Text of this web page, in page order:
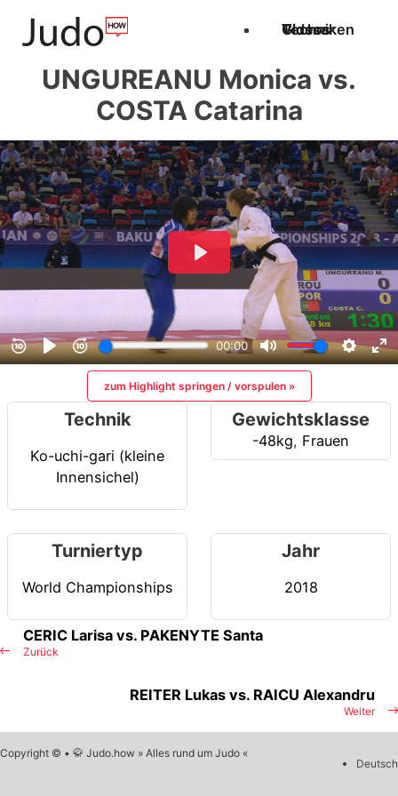
Techniken
Videos
Glossar
UNGUREANU Monica vs.
COSTA Catarina
zum Highlight springen / vorspulen »
Technik
Ko-uchi-gari (kleine
Innensichel)
Gewichtsklasse
-48kg, Frauen
Turniertyp
World Championships
Jahr
2018
Zurück
CERIC Larisa vs. PAKENYTE Santa
Weiter
REITER Lukas vs. RAICU Alexandru
Copyright © • 🥋 Judo.how » Alles rund um Judo «
Deutsch